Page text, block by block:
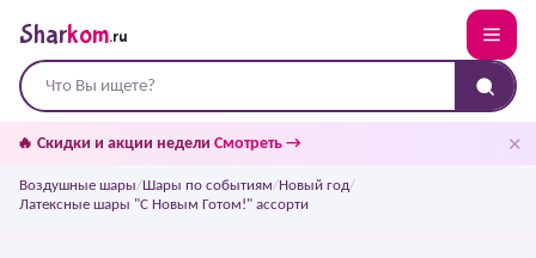
Sharkom.ru
🔥 Скидки и акции недели Смотреть → ✕
Воздушные шары/Шары по событиям/Новый год/
Латексные шары "С Новым Готом!" ассорти